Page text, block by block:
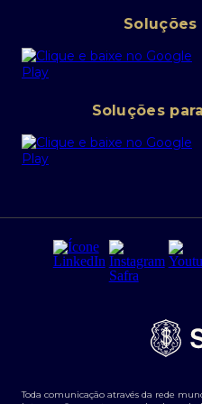
Canal de denúncias
Política de Segurança
Portal da Privacidade
PRSAC
Regras e Parâmetros de
Segurança da Informação
Tarifas e serviços Pessoa
Transparência de
Abra sua conta PJ
SafraPay
Cartão Safra Empresas
Empréstimo e
Derivativos
Agronegócios
Soluções
Soluções
Toda comunicação através da rede